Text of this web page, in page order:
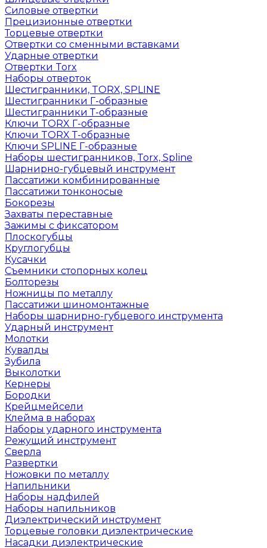
Силовые отвертки
Прецизионные отвертки
Торцевые отвертки
Отвертки со сменными вставками
Ударные отвертки
Отвертки Torx
Наборы отверток
Шестигранники, TORX, SPLINE
Шестигранники Г-образные
Шестигранники Т-образные
Ключи TORX Г-образные
Ключи TORX Т-образные
Ключи SPLINE Г-образные
Наборы шестигранников, Torx, Spline
Шарнирно-губцевый инструмент
Пассатижи комбинированные
Пассатижи тонконосые
Бокорезы
Захваты переставные
Зажимы с фиксатором
Плоскогубцы
Круглогубцы
Кусачки
Съемники стопорных колец
Болторезы
Ножницы по металлу
Пассатижи шиномонтажные
Наборы шарнирно-губцевого инструмента
Ударный инструмент
Молотки
Кувалды
Зубила
Выколотки
Кернеры
Бородки
Крейцмейсели
Клейма в наборах
Наборы ударного инструмента
Режущий инструмент
Сверла
Развертки
Ножовки по металлу
Напильники
Наборы надфилей
Наборы напильников
Диэлектрический инструмент
Торцевые головки диэлектрические
Насадки диэлектрические